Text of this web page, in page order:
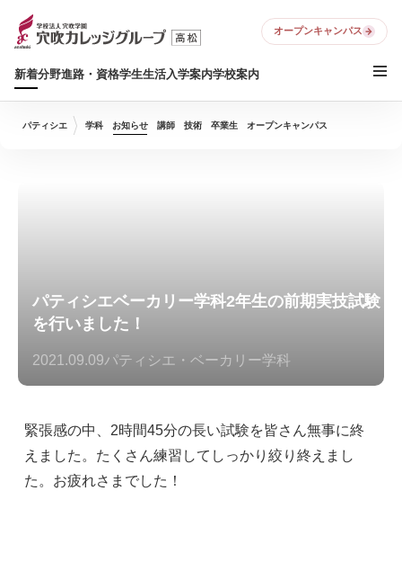
新着分野進路・資格学生生活入学案内学校案内
オープンキャンパス
パティシエ 学科 お知らせ 講師 技術 卒業生 オープンキャンパス
パティシエベーカリー学科2年生の前期実技試験
を行いました！
2021.09.09パティシエ・ベーカリー学科
緊張感の中、2時間45分の長い試験を皆さん無事に終
えました。たくさん練習してしっかり絞り終えまし
た。お疲れさまでした！